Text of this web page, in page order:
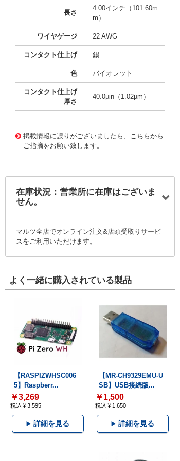
長さ
4.00インチ（101.60m
m）
ワイヤゲージ 22 AWG
コンタクト仕上げ 錫
色 バイオレット
コンタクト仕上げ
厚さ
40.0µin（1.02µm）
掲載情報に誤りがございましたら、こちらから
ご指摘をお願い致します。
在庫状況：営業所に在庫はございま
せん。
マルツ全店でオンライン注文&店頭受取りサービ
スをご利用いただけます。
よく一緒に購入されている製品
【RASPIZWHSC006
5】Raspberr...
￥3,269
税込￥3,595
詳細を見る
【MR-CH9329EMU-U
SB】USB接続版...
￥1,500
税込￥1,650
詳細を見る